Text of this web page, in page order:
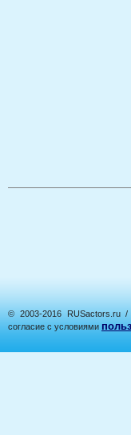
© 2003-2016 RUSactors.ru /
согласие с условиями